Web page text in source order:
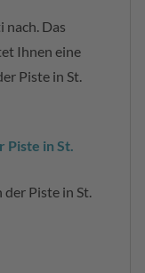
nach. Das
Ihnen eine
Piste in St.
in St.
Piste in St.